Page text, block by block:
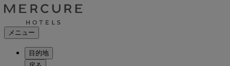
メニュー
目的地